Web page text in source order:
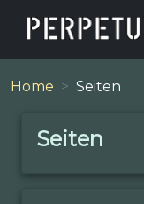
Home Seiten
Seiten